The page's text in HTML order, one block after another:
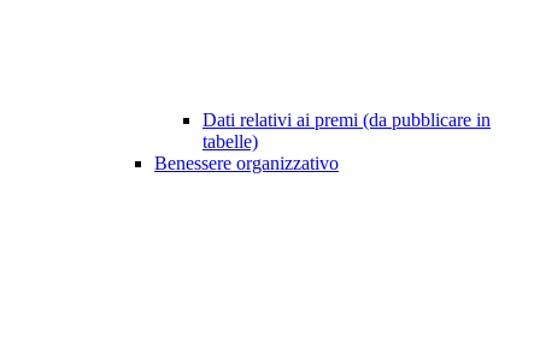
Dati relativi ai premi (da pubblicare in
tabelle)
Benessere organizzativo